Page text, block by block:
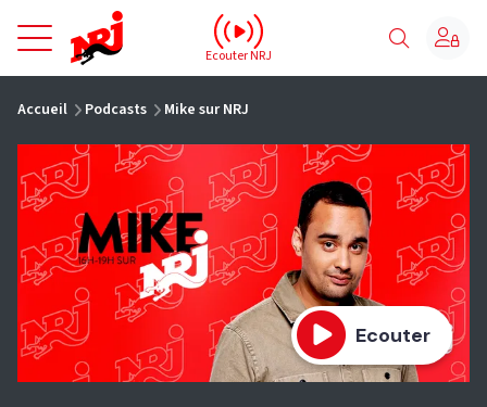
NRJ - Accueil
Ecouter NRJ
Accueil Podcasts Mike sur NRJ
Ecouter